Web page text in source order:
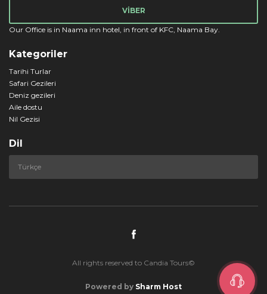
VIBER
Our Office is in Naama inn hotel, in front of KFC, Naama Bay.
Kategoriler
Tarihi Turlar
Safari Gezileri
Deniz gezileri
Aile dostu
Nil Gezisi
Dil
All rights reserved to Candia Tours©
Powered by Sharm Host